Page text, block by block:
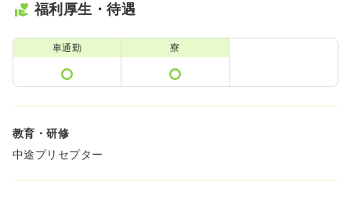
福利厚生・待遇
車通勤 寮
教育・研修
中途プリセプター